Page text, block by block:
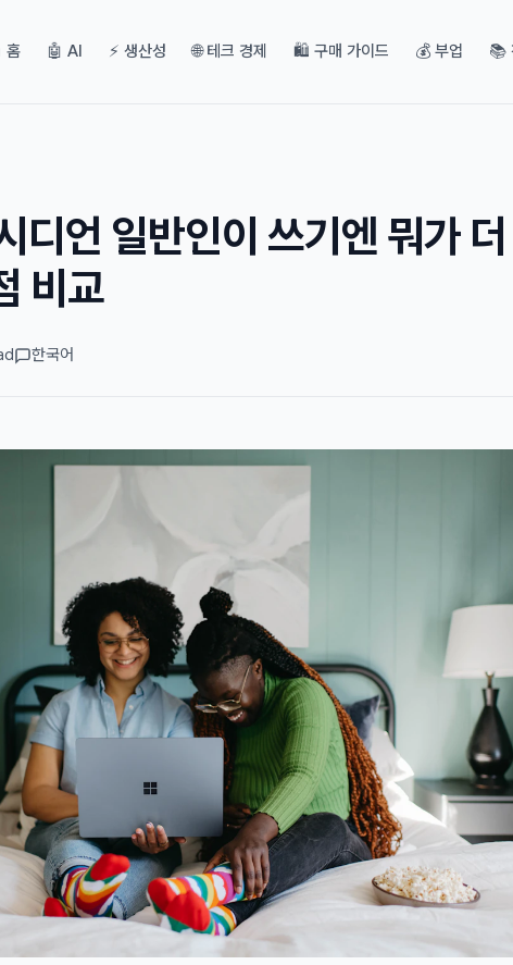
홈 🤖 AI ⚡ 생산성 🌐 테크 경제 🛍️ 구매 가이드 💰 부업 📚
디언 일반인이 쓰기엔 뭐가
비교
한국어